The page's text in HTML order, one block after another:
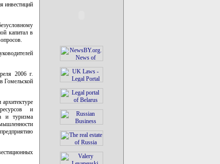
инвестиций
капитал в
2006 г.
Гомельской
и
и туризма